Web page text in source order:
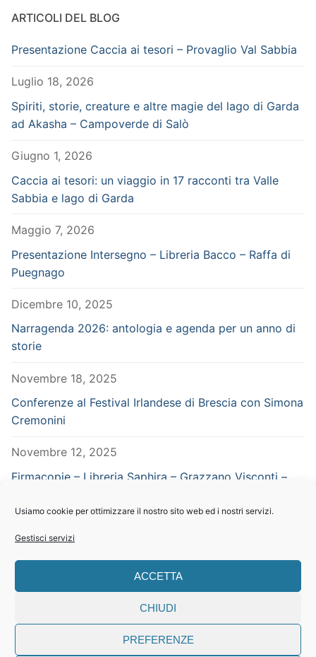
Usiamo cookie per ottimizzare il nostro sito web ed i nostri servizi.
Gestisci servizi
ACCETTA
CHIUDI
PREFERENZE
ARTICOLI DEL BLOG
Presentazione Caccia ai tesori – Provaglio Val Sabbia
Luglio 18, 2026
Spiriti, storie, creature e altre magie del lago di Garda
ad Akasha – Campoverde di Salò
Giugno 1, 2026
Caccia ai tesori: un viaggio in 17 racconti tra Valle
Sabbia e lago di Garda
Maggio 7, 2026
Presentazione Intersegno – Libreria Bacco – Raffa di
Puegnago
Dicembre 10, 2025
Narragenda 2026: antologia e agenda per un anno di
storie
Novembre 18, 2025
Conferenze al Festival Irlandese di Brescia con Simona
Cremonini
Novembre 12, 2025
Firmacopie – Libreria Saphira – Grazzano Visconti –
CERCA NEL SITO